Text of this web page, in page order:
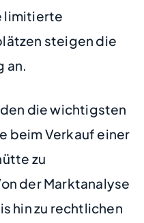
limitierte
steigen die
an.
die wichtigsten
beim Verkauf einer
zu
der Marktanalyse
hin zu rechtlichen